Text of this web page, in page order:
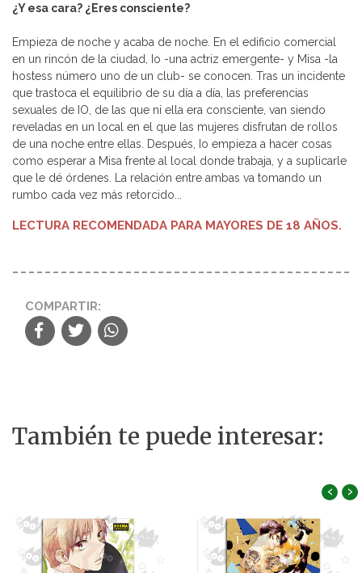
¿Y esa cara? ¿Eres consciente?
Empieza de noche y acaba de noche. En el edificio comercial
en un rincón de la ciudad, Io -una actriz emergente- y Misa -la
hostess número uno de un club- se conocen. Tras un incidente
que trastoca el equilibrio de su día a día, las preferencias
sexuales de IO, de las que ni ella era consciente, van siendo
reveladas en un local en el que las mujeres disfrutan de rollos
de una noche entre ellas. Después, Io empieza a hacer cosas
como esperar a Misa frente al local donde trabaja, y a suplicarle
que le dé órdenes. La relación entre ambas va tomando un
rumbo cada vez más retorcido...
LECTURA RECOMENDADA PARA MAYORES DE 18 AÑOS.
COMPARTIR:
También te puede interesar:
‹ ›